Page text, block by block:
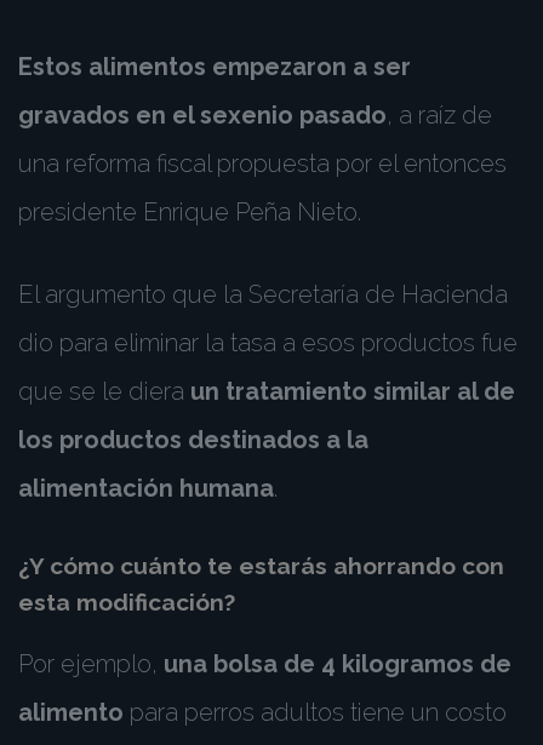
Estos alimentos empezaron a ser
gravados en el sexenio pasado, a raíz de
una reforma fiscal propuesta por el entonces
presidente Enrique Peña Nieto.
El argumento que la Secretaría de Hacienda
dio para eliminar la tasa a esos productos fue
que se le diera un tratamiento similar al de
los productos destinados a la
alimentación humana.
¿Y cómo cuánto te estarás ahorrando con
esta modificación?
Por ejemplo, una bolsa de 4 kilogramos de
alimento para perros adultos tiene un costo